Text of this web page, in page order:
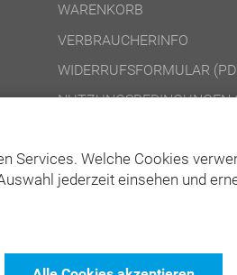
Services. Welche Cookies
jederzeit einsehen und
WARENKORB
VERBRAUCHERINFO
WIDERRUFSFORMULAR
NUTZUNGSBEDINGUNGEN
auf ProvenExpert.com